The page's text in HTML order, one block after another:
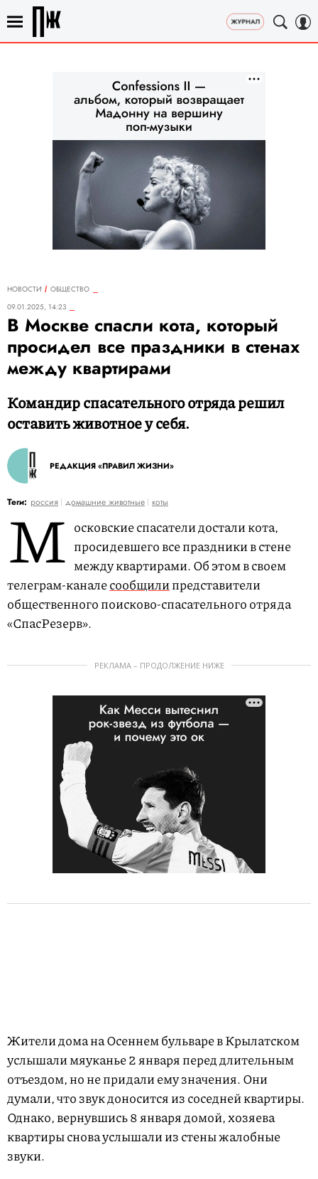
НОВОСТИ
ОБЩЕСТВО
09.01.2025, 14:23
В Москве спасли кота, который
просидел все праздники в стенах
между квартирами
Командир спасательного отряда решил
оставить животное у себя.
РЕДАКЦИЯ «ПРАВИЛ ЖИЗНИ»
Теги: россия домашние животные коты
М осковские спасатели достали кота,
просидевшего все праздники в стене
между квартирами. Об этом в своем
телеграм-каналесообщилипредставители
общественного поисково-спасательного отряда
«СпасРезерв».
РЕКЛАМА – ПРОДОЛЖЕНИЕ НИЖЕ
Жители дома на Осеннем бульваре в Крылатском
услышали мяуканье 2 января перед длительным
отъездом, но не придали ему значения. Они
думали, что звук доносится из соседней квартиры.
Однако, вернувшись 8 января домой, хозяева
квартиры снова услышали из стены жалобные
звуки.